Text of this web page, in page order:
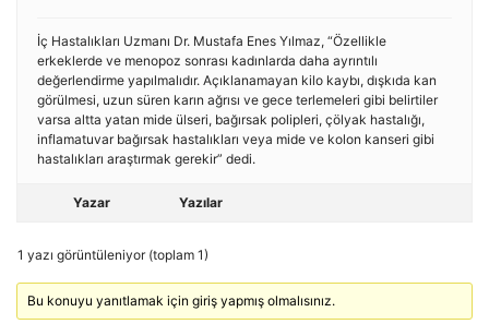
İç Hastalıkları Uzmanı Dr. Mustafa Enes Yılmaz, “Özellikle
erkeklerde ve menopoz sonrası kadınlarda daha ayrıntılı
değerlendirme yapılmalıdır. Açıklanamayan kilo kaybı, dışkıda kan
görülmesi, uzun süren karın ağrısı ve gece terlemeleri gibi belirtiler
varsa altta yatan mide ülseri, bağırsak polipleri, çölyak hastalığı,
inflamatuvar bağırsak hastalıkları veya mide ve kolon kanseri gibi
hastalıkları araştırmak gerekir” dedi.
Yazar Yazılar
1 yazı görüntüleniyor (toplam 1)
Bu konuyu yanıtlamak için giriş yapmış olmalısınız.